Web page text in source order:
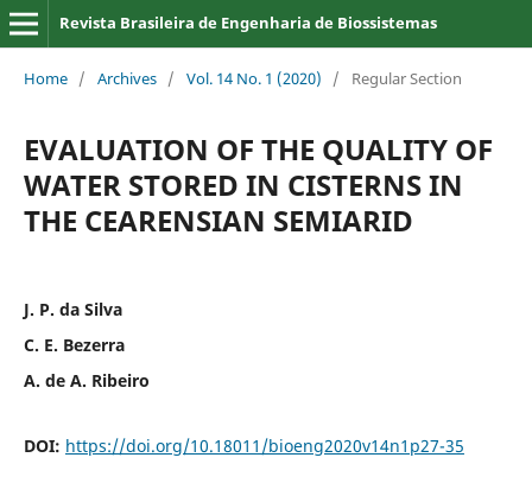
Revista Brasileira de Engenharia de Biossistemas
Home / Archives / Vol. 14 No. 1 (2020) / Regular Section
EVALUATION OF THE QUALITY OF
WATER STORED IN CISTERNS IN
THE CEARENSIAN SEMIARID
J. P. da Silva
C. E. Bezerra
A. de A. Ribeiro
DOI: https://doi.org/10.18011/bioeng2020v14n1p27-35